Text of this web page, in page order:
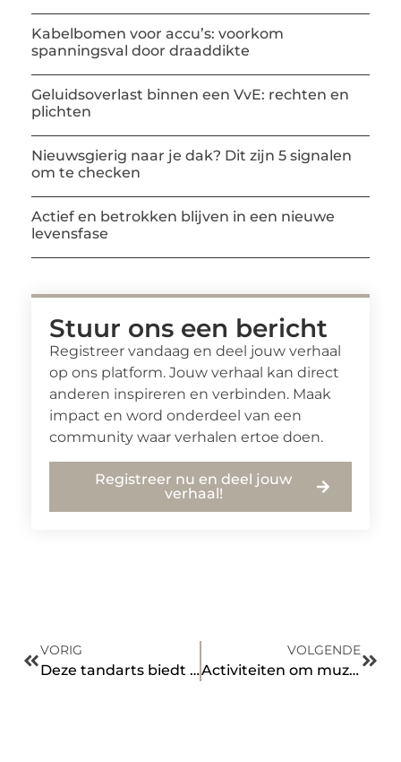
Kabelbomen voor accu’s: voorkom
spanningsval door draaddikte
Geluidsoverlast binnen een VvE: rechten en
plichten
Nieuwsgierig naar je dak? Dit zijn 5 signalen
om te checken
Actief en betrokken blijven in een nieuwe
levensfase
Stuur ons een bericht
Registreer vandaag en deel jouw verhaal
op ons platform. Jouw verhaal kan direct
anderen inspireren en verbinden. Maak
impact en word onderdeel van een
community waar verhalen ertoe doen.
Registreer nu en deel jouw
verhaal!
VORIG
Deze tandarts biedt volledige narcose aan voor mensen met angst
VOLGENDE
Activiteiten om muziek te luisteren